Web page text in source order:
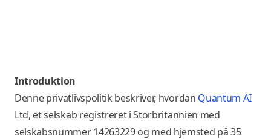
Introduktion
Denne privatlivspolitik beskriver, hvordan Quantum AI
Ltd, et selskab registreret i Storbritannien med
selskabsnummer 14263229 og med hjemsted på 35